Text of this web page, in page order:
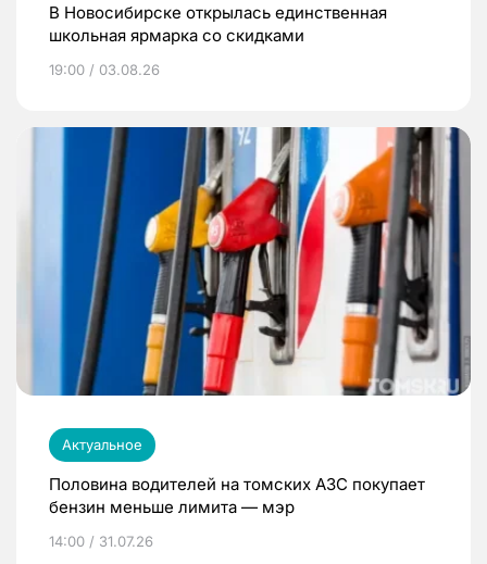
В Новосибирске открылась единственная
школьная ярмарка со скидками
19:00 / 03.08.26
Актуальное
Половина водителей на томских АЗС покупает
бензин меньше лимита — мэр
14:00 / 31.07.26